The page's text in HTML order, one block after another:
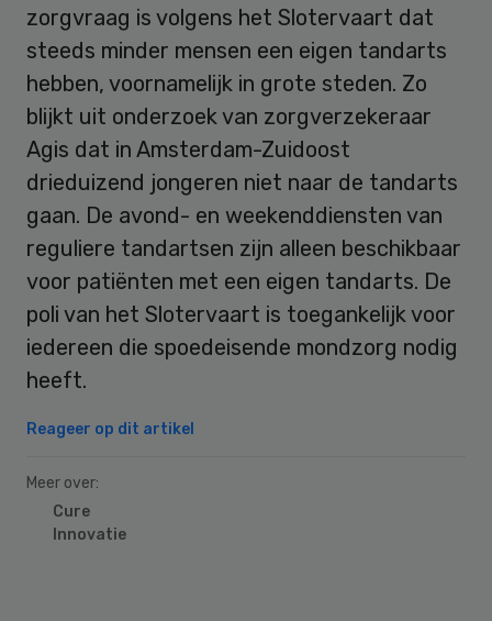
zorgvraag is volgens het Slotervaart dat
steeds minder mensen een eigen tandarts
hebben, voornamelijk in grote steden. Zo
blijkt uit onderzoek van zorgverzekeraar
Agis dat in Amsterdam-Zuidoost
drieduizend jongeren niet naar de tandarts
gaan. De avond- en weekenddiensten van
reguliere tandartsen zijn alleen beschikbaar
voor patiënten met een eigen tandarts. De
poli van het Slotervaart is toegankelijk voor
iedereen die spoedeisende mondzorg nodig
heeft.
Reageer op dit artikel
Meer over:
Cure
Innovatie